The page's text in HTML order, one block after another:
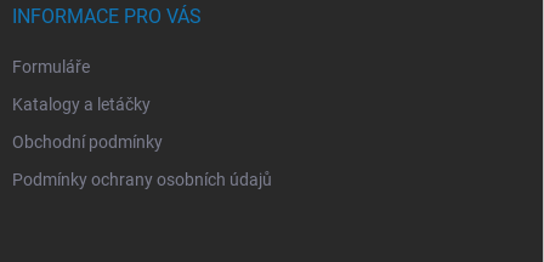
INFORMACE PRO VÁS
Formuláře
Katalogy a letáčky
Obchodní podmínky
Podmínky ochrany osobních údajů